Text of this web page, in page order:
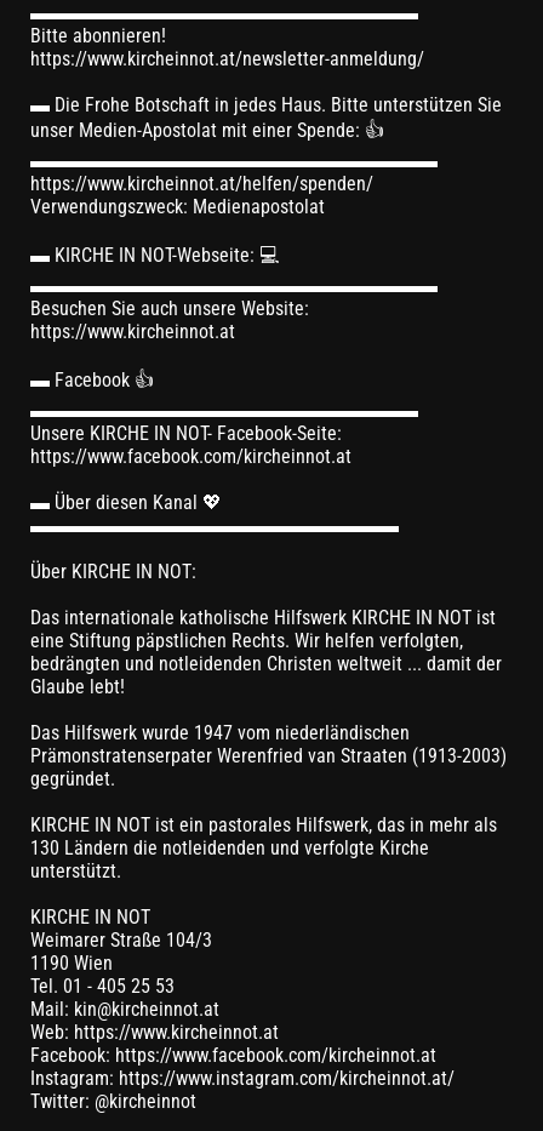
▬▬▬▬▬▬▬▬▬▬▬▬▬▬▬▬▬▬▬▬
Bitte abonnieren!
https://www.kircheinnot.at/newsletter-anmeldung/
▬ Die Frohe Botschaft in jedes Haus. Bitte unterstützen Sie
unser Medien-Apostolat mit einer Spende: 👍
▬▬▬▬▬▬▬▬▬▬▬▬▬▬▬▬▬▬▬▬▬
https://www.kircheinnot.at/helfen/spenden/
Verwendungszweck: Medienapostolat
▬ KIRCHE IN NOT-Webseite: 💻
▬▬▬▬▬▬▬▬▬▬▬▬▬▬▬▬▬▬▬▬▬
Besuchen Sie auch unsere Website:
https://www.kircheinnot.at
▬ Facebook 👍
▬▬▬▬▬▬▬▬▬▬▬▬▬▬▬▬▬▬▬▬
Unsere KIRCHE IN NOT- Facebook-Seite:
https://www.facebook.com/kircheinnot.at
▬ Über diesen Kanal 💖
▬▬▬▬▬▬▬▬▬▬▬▬▬▬▬▬▬▬▬
Über KIRCHE IN NOT:
Das internationale katholische Hilfswerk KIRCHE IN NOT ist
eine Stiftung päpstlichen Rechts. Wir helfen verfolgten,
bedrängten und notleidenden Christen weltweit ... damit der
Glaube lebt!
Das Hilfswerk wurde 1947 vom niederländischen
Prämonstratenserpater Werenfried van Straaten (1913-2003)
gegründet.
KIRCHE IN NOT ist ein pastorales Hilfswerk, das in mehr als
130 Ländern die notleidenden und verfolgte Kirche
unterstützt.
KIRCHE IN NOT
Weimarer Straße 104/3
1190 Wien
Tel. 01 - 405 25 53
Mail: kin@kircheinnot.at
Web: https://www.kircheinnot.at
Facebook: https://www.facebook.com/kircheinnot.at
Instagram: https://www.instagram.com/kircheinnot.at/
Twitter: @kircheinnot